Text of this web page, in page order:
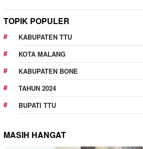
TOPIK POPULER
KABUPATEN TTU
KOTA MALANG
KABUPATEN BONE
TAHUN 2024
BUPATI TTU
MASIH HANGAT